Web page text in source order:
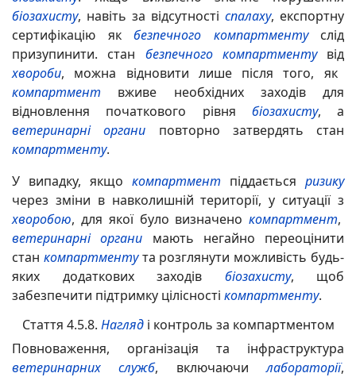
біозахисту, навіть за відсутності спалаху, експортну
сертифікацію як безпечного компартментуслід
призупинити. стан безпечного компартментувід
хвороби, можна відновити лише після того, як
компартмент вживе необхідних заходів для
відновлення початкового рівня біозахисту, а
ветеринарні органи повторно затвердять стан
компартменту.
У випадку, якщо компартмент піддається ризику
через зміни в навколишній території, у ситуації з
хворобою, для якої було визначенокомпартмент,
ветеринарні органи мають негайно переоцінити
стан компартментута розглянути можливість будь-
яких додаткових заходів біозахисту, щоб
забезпечити підтримку цілісності компартменту.
Стаття 4.5.8. Нагляді контроль за компартментом
Повноваження, організація та інфраструктура
ветеринарних служб, включаючилабораторії,